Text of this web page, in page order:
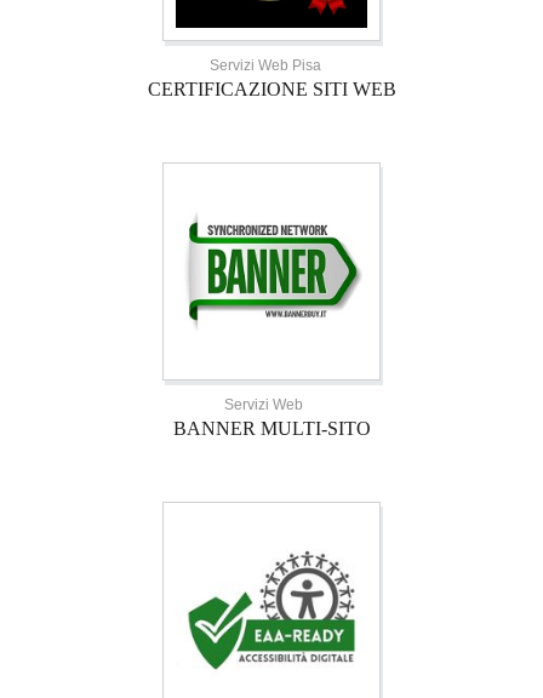
Servizi Web Pisa
CERTIFICAZIONE SITI WEB
Servizi Web
BANNER MULTI-SITO